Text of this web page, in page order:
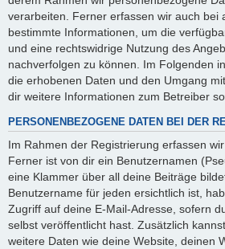
verarbeiten. Ferner erfassen wir auch bei
bestimmte Informationen, um die
und eine rechtswidrige Nutzung des
nachverfolgen zu können. Im Folgenden
die erhobenen Daten und den Umgang
dir weitere Informationen zum Betreiber
PERSONENBEZOGENE DATEN BEI DER
Im Rahmen der Registrierung erfassen
Ferner ist von dir ein Benutzernamen
eine Klammer über all deine Beiträge
Benutzername für jeden ersichtlich ist,
Zugriff auf deine E-Mail-Adresse, sofern
selbst veröffentlicht hast. Zusätzlich
weitere Daten wie deine Website, deinen